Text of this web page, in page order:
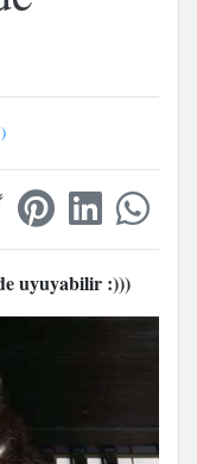
uyuyabilir :)))